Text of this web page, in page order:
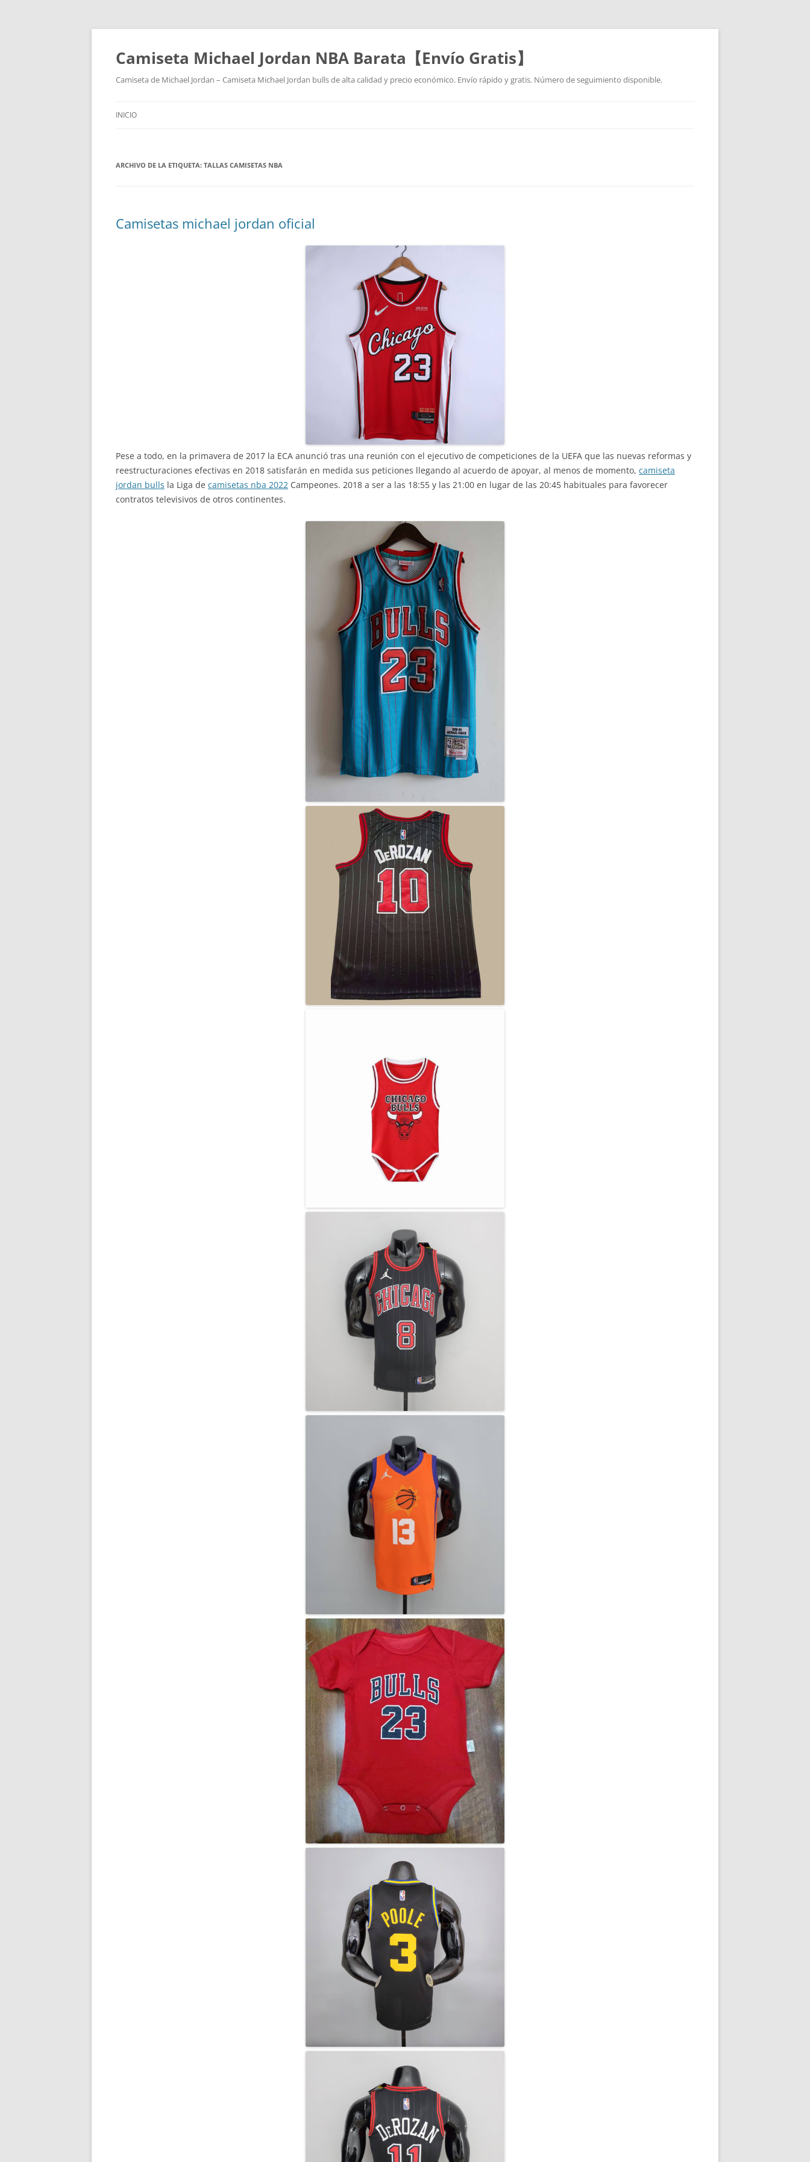
Camiseta Michael Jordan NBA Barata【Envío Gratis】
Camiseta de Michael Jordan – Camiseta Michael Jordan bulls de alta calidad y precio económico. Envío rápido y gratis. Número de seguimiento disponible.
INICIO
ARCHIVO DE LA ETIQUETA: TALLAS CAMISETAS NBA
Camisetas michael jordan oficial
Pese a todo, en la primavera de 2017 la ECA anunció tras una reunión con el ejecutivo de competiciones de la UEFA que las nuevas reformas y
reestructuraciones efectivas en 2018 satisfarán en medida sus peticiones llegando al acuerdo de apoyar, al menos de momento, camiseta
jordan bulls la Liga de camisetas nba 2022 Campeones. 2018 a ser a las 18:55 y las 21:00 en lugar de las 20:45 habituales para favorecer
contratos televisivos de otros continentes.